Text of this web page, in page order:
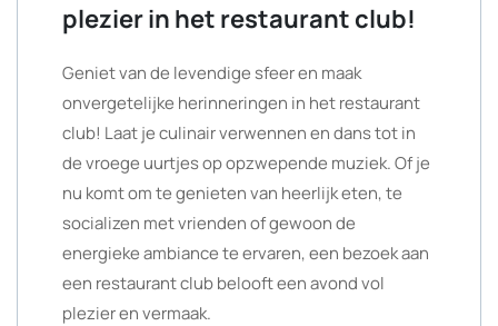
plezier in het restaurant club!
Geniet van de levendige sfeer en maak
onvergetelijke herinneringen in het restaurant
club! Laat je culinair verwennen en dans tot in
de vroege uurtjes op opzwepende muziek. Of je
nu komt om te genieten van heerlijk eten, te
socializen met vrienden of gewoon de
energieke ambiance te ervaren, een bezoek aan
een restaurant club belooft een avond vol
plezier en vermaak.